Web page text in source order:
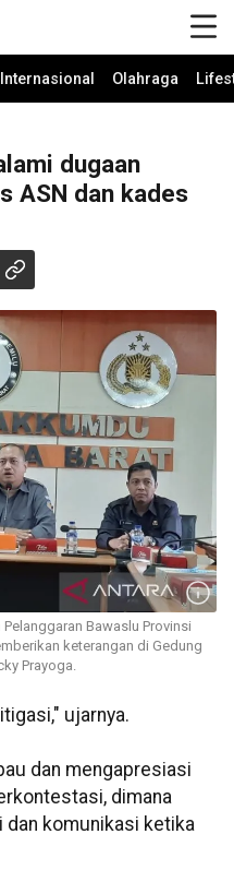
Internasional Olahraga
dugaan
ASN dan kades
Bawaslu Provinsi
keterangan di Gedung
Prayoga.
ujarnya.
dan mengapresiasi
dimana
dan komunikasi ketika